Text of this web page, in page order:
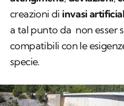
creazioni di invasi
a tal punto da non esser
compatibili con le
specie.